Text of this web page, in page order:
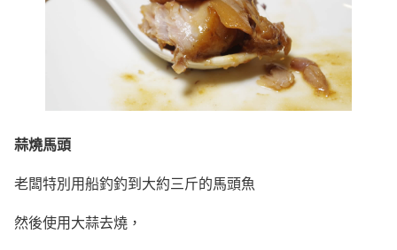
蒜燒馬頭
老闆特別用船釣釣到大約三斤的馬頭魚
然後使用大蒜去燒，